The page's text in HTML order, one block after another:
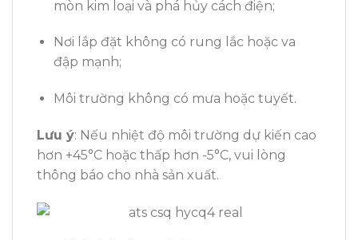
mòn kim loại và phá hủy cách điện;
Nơi lắp đặt không có rung lắc hoặc va
đập mạnh;
Môi trường không có mưa hoặc tuyết.
Lưu ý: Nếu nhiệt độ môi trường dự kiến cao
hơn +45°C hoặc thấp hơn -5°C, vui lòng
thông báo cho nhà sản xuất.